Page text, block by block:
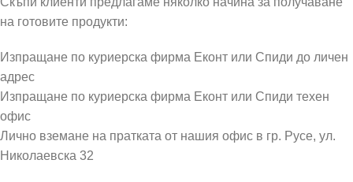
на готовите продукти:
Изпращане по куриерска фирма Еконт или Спиди до личен
адрес
Изпращане по куриерска фирма Еконт или Спиди техен
офис
Лично вземане на пратката от нашия офис в гр. Русе, ул.
Николаевска 32